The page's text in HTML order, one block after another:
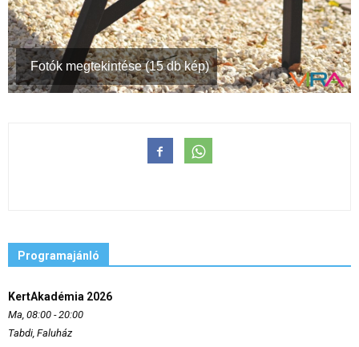
Fotók megtekintése (15 db kép)
Programajánló
KertAkadémia 2026
Ma, 08:00 - 20:00
Tabdi, Faluház